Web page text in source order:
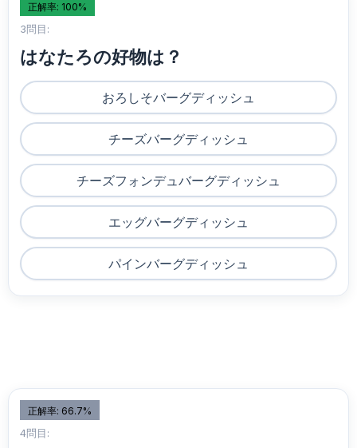
正解率: 100%
3問目:
はなたろの好物は？
おろしそバーグディッシュ
チーズバーグディッシュ
チーズフォンデュバーグディッシュ
エッグバーグディッシュ
パインバーグディッシュ
正解率: 66.7%
4問目: